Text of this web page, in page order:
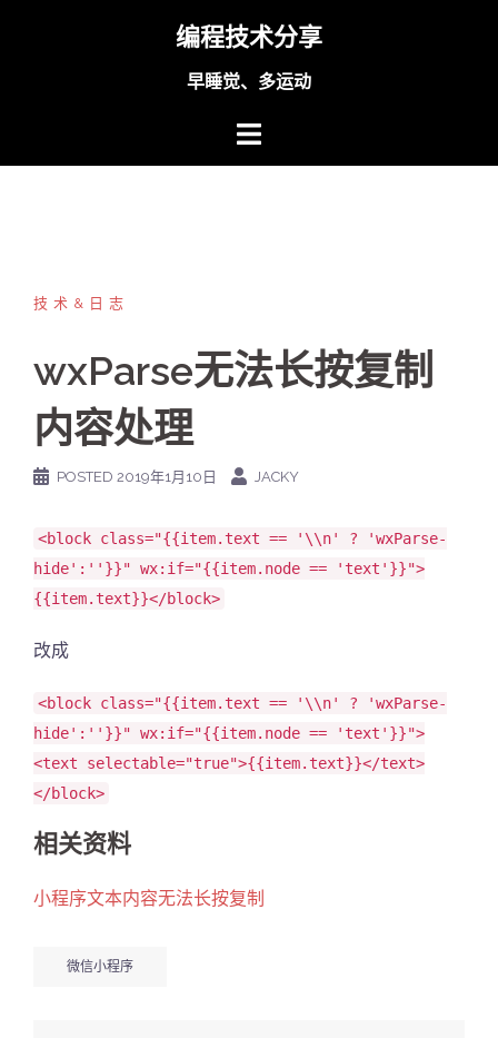
编程技术分享
早睡觉、多运动
技术&日志
wxParse无法长按复制
内容处理
POSTED 2019年1月10日 JACKY
<block class="{{item.text == '\\n' ? 'wxParse-
hide':''}}" wx:if="{{item.node == 'text'}}">
{{item.text}}</block>
改成
<block class="{{item.text == '\\n' ? 'wxParse-
hide':''}}" wx:if="{{item.node == 'text'}}">
<text selectable="true">{{item.text}}</text>
</block>
相关资料
小程序文本内容无法长按复制
微信小程序